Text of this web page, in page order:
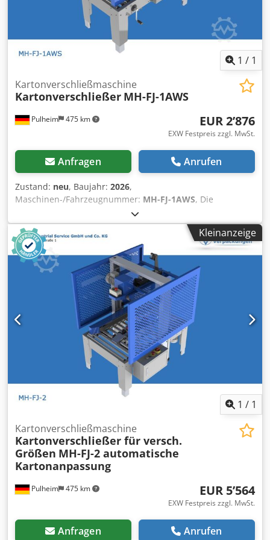
1 / 1
Pulheim 475 km
Kartonverschließmaschine
Kartonverschließer MH-FJ-1AWS
EUR 2’876
EXW Festpreis zzgl. MwSt.
Anfragen Anrufen
Zustand: neu, Baujahr: 2026,
Maschinen-/Fahrzeugnummer: MH-FJ-1AWS, Die
Kartonverschließmaschine vom Typ VOGEL MH-FJ-1AWS
verfügt über ein Seiten-Antriebsband-System. Die
Maschine ist speziell für Kartonagen in kleineren Formaten
ausgelegt. Karton-Formate: Länge 160 – ∞ mm Breite 90 –
320 mm Höhe: 60 – 280 mm Technische Daten: Länge 1.090
mm Breite 890 mm Gewicht 85 kg Betriebsspannung 220 V
CE-Kennzeichnung Dedpfx Akozr Hvaoqjkr Zubehör: Zu
unserem VOGEL-Karton-Verschließer-Programm bieten wir
Laufrollen, Vor- und Nachlauftische, Rollenbahnen an.
Kleinanzeige
1 / 1
Pulheim 475 km
Kartonverschließmaschine
Kartonverschließer für versch.
Größen MH-FJ-2 automatische
Kartonanpassung
EUR 5’564
EXW Festpreis zzgl. MwSt.
Anfragen Anrufen